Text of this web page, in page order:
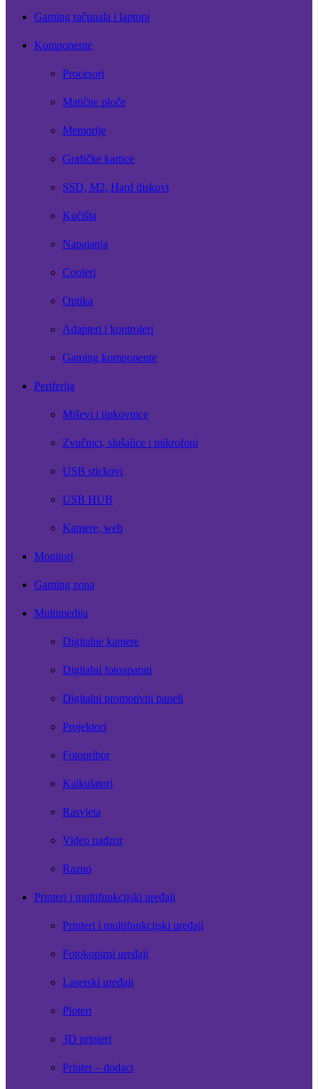
Gaming računala i laptopi
Komponente
Procesori
Matične ploče
Memorije
Grafičke kartice
SSD, M2, Hard diskovi
Kućišta
Napajanja
Cooleri
Optika
Adapteri i kontroleri
Gaming komponente
Periferija
Miševi i tipkovnice
Zvučnici, slušalice i mikrofoni
USB stickovi
USB HUB
Kamere, web
Monitori
Gaming zona
Multimedija
Digitalne kamere
Digitalni fotoaparati
Digitalni promotivni paneli
Projektori
Fotopribor
Kalkulatori
Rasvjeta
Video nadzor
Razno
Printeri i multifunkcijski uređaji
Printeri i multifunkcijski uređaji
Fotokopirni uređaji
Laserski uređaji
Ploteri
3D printeri
Printer – dodaci